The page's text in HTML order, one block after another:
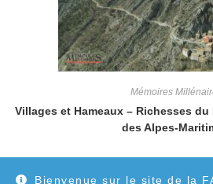
Bienvenue sur le site de la
Mémoires
Villages et Hameaux – Richesses
des Alpes-